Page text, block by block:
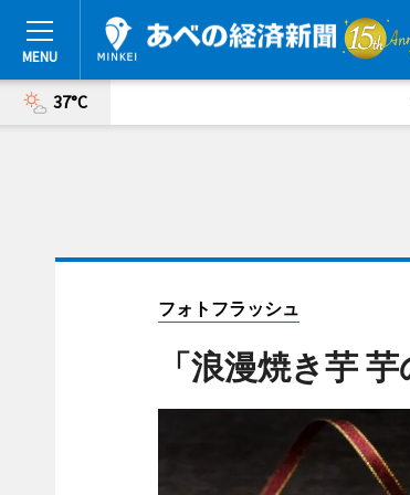
37°C
フォトフラッシュ
「浪漫焼き芋